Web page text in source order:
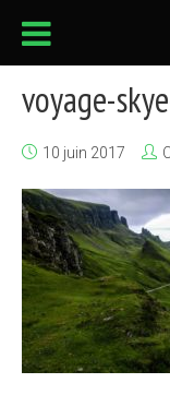
voyage-
10 juin 2017